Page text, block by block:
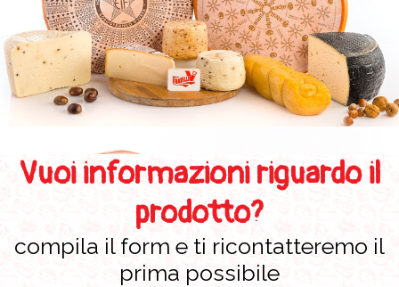
Vuoi informazioni riguardo il
prodotto?
compila il form e ti ricontatteremo il
prima possibile